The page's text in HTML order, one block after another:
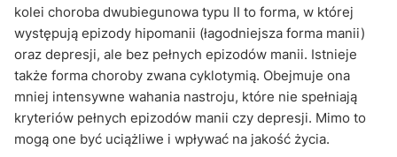
kolei choroba dwubiegunowa typu II to forma, w której
występują epizody hipomanii (łagodniejsza forma manii)
oraz depresji, ale bez pełnych epizodów manii. Istnieje
także forma choroby zwana cyklotymią. Obejmuje ona
mniej intensywne wahania nastroju, które nie spełniają
kryteriów pełnych epizodów manii czy depresji. Mimo to
mogą one być uciążliwe i wpływać na jakość życia.